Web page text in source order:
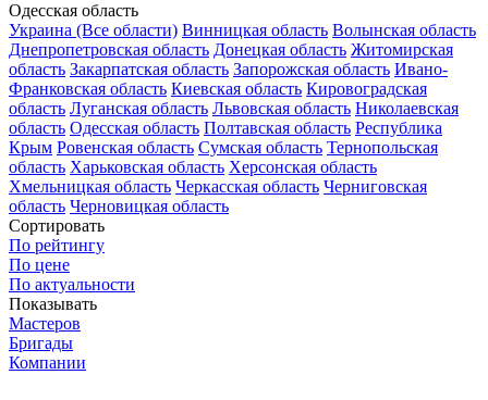
Одесская область
Украина (Все области) Винницкая область Волынская область
Днепропетровская область Донецкая область Житомирская
область Закарпатская область Запорожская область Ивано-
Франковская область Киевская область Кировоградская
область Луганская область Львовская область Николаевская
область Одесская область Полтавская область Республика
Крым Ровенская область Сумская область Тернопольская
область Харьковская область Херсонская область
Хмельницкая область Черкасская область Черниговская
область Черновицкая область
Сортировать
По рейтингу
По цене
По актуальности
Показывать
Мастеров
Бригады
Компании